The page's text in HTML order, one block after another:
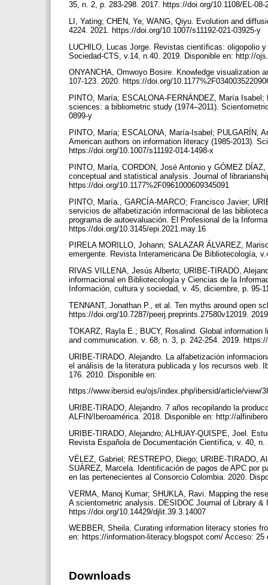
35, n. 2, p. 283-298. 2017. https://doi.org/10.1108/EL-
LI, Yating; CHEN, Ye; WANG, Qiyu. Evolution and
4224. 2021. https://doi.org/10.1007/s11192-021-03925-y
LUCHILO, Lucas Jorge. Revistas científicas: oligopolio
Sociedad-CTS, v.14, n.40. 2019. Disponible en: http://
ONYANCHA, Omwoyo Bosire. Knowledge visualization
107-123. 2020. https://doi.org/
PINTO, María; ESCALONA-FERNÁNDEZ, María
sciences: a bibliometric study (1974–2011).
0899-y
PINTO, María; ESCALONA, María-Isabel; PULGARÍN,
American authors on information literacy (1985-2013).
https://doi.org/10.1007/s11192-014-1498-x
PINTO, María, CORDON, José Antonio y GÓMEZ
conceptual and statistical analysis. Journal of
https://doi.org/10.1177%2F0961000609345091
PINTO, María., GARCÍA-MARCO; Francisco Javier;
servicios de alfabetización informacional de las
programa de autoevaluación. El Profesional de la
https://doi.org/10.3145/epi.2021.may.16
PIRELA MORILLO, Johann; SALAZAR ÁLVAREZ,
emergente. Revista Interamericana De Bibliotecología,
RIVAS VILLENA, Jesús Alberto; URIBE-TIRADO,
informacional en Bibliotecología y Ciencias de la
Información, cultura y sociedad, v. 45, diciembre, p.
TENNANT, Jonathan P., et al. Ten myths around open
https://doi.org/10.7287/peerj.preprints.27580v12019.
TOKARZ, Rayla E.; BUCY, Rosalind. Global
and communication. v. 68, n. 3, p. 242-254. 2019.
URIBE-TIRADO, Alejandro. La alfabetización
el análisis de la literatura publicada y los recursos web.
176. 2010. Disponible en:
https://www.ibersid.eu/ojs/index.php/ibersid/article/
URIBE-TIRADO, Alejandro. 7 años recopilando la
ALFIN/Iberoamérica. 2018. Disponible en: http://
URIBE-TIRADO, Alejandro; ALHUAY-QUISPE, Joel.
Revista Española de Documentación Científica, v. 40,
VÉLEZ, Gabriel; RESTREPO, Diego; URIBE-TIRADO,
SUÁREZ, Marcela. Identificación de pagos de APC por
en las pertenecientes al Consorcio Colombia. 2020.
VERMA, Manoj Kumar; SHUKLA, Ravi. Mapping the
A scientometric analysis. DESIDOC Journal of Library
https://doi.org/10.14429/djlit.39.3.14007
WEBBER, Sheila. Curating information literacy stories
en: https://information-literacy.blogspot.com/ Acceso: 25
Downloads